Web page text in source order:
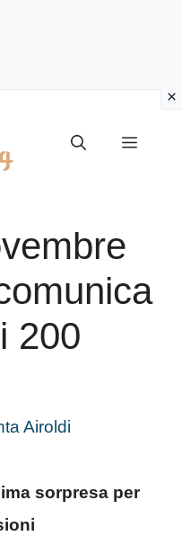
Menu
200
Airoldi
sorpresa per